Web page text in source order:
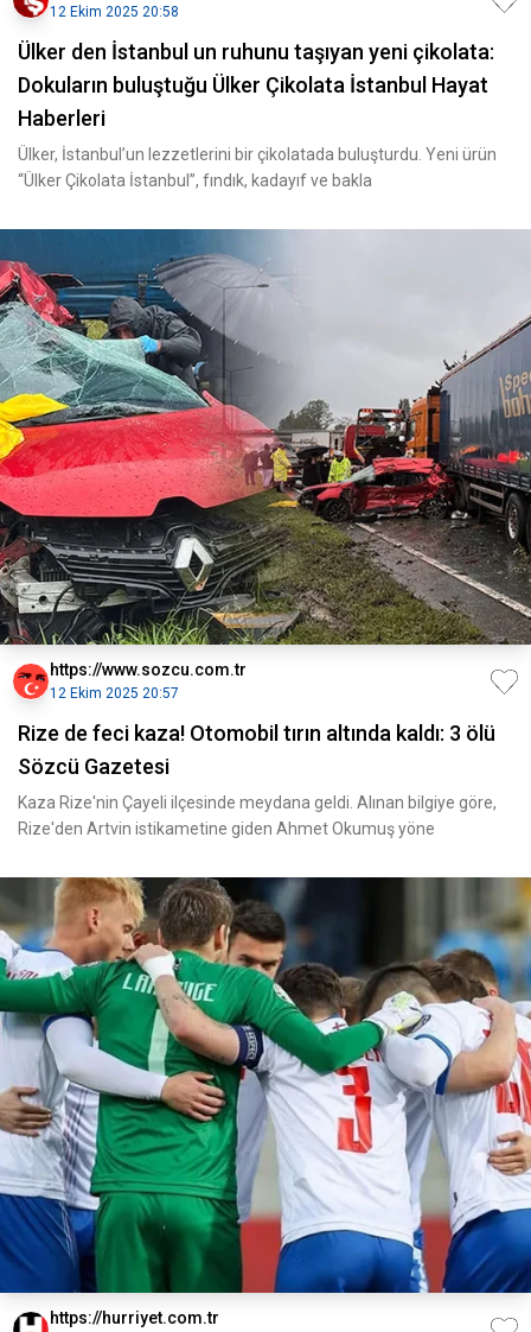
12 Ekim 2025 20:58
Ülker den İstanbul un ruhunu taşıyan yeni çikolata:
Dokuların buluştuğu Ülker Çikolata İstanbul Hayat
Haberleri
Ülker, İstanbul’un lezzetlerini bir çikolatada buluşturdu. Yeni ürün
“Ülker Çikolata İstanbul”, fındık, kadayıf ve bakla
https://www.sozcu.com.tr
12 Ekim 2025 20:57
Rize de feci kaza! Otomobil tırın altında kaldı: 3 ölü
Sözcü Gazetesi
Kaza Rize'nin Çayeli ilçesinde meydana geldi. Alınan bilgiye göre,
Rize'den Artvin istikametine giden Ahmet Okumuş yöne
https://hurriyet.com.tr